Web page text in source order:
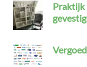
Praktijk